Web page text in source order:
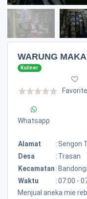
WARUNG
Kuliner
Favorite
Whatsapp
Alamat : Sengon
Desa
: Trasan
Kecamatan :
Waktu
:07:00 -
Menjual aneka mie